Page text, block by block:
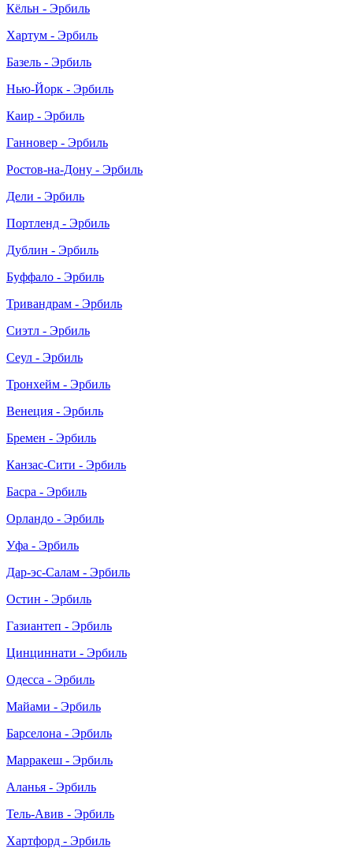
Кёльн - Эрбиль
Хартум - Эрбиль
Базель - Эрбиль
Нью-Йорк - Эрбиль
Каир - Эрбиль
Ганновер - Эрбиль
Ростов-на-Дону - Эрбиль
Дели - Эрбиль
Портленд - Эрбиль
Дублин - Эрбиль
Буффало - Эрбиль
Тривандрам - Эрбиль
Сиэтл - Эрбиль
Сеул - Эрбиль
Тронхейм - Эрбиль
Венеция - Эрбиль
Бремен - Эрбиль
Канзас-Сити - Эрбиль
Басра - Эрбиль
Орландо - Эрбиль
Уфа - Эрбиль
Дар-эс-Салам - Эрбиль
Остин - Эрбиль
Газиантеп - Эрбиль
Цинциннати - Эрбиль
Одесса - Эрбиль
Майами - Эрбиль
Барселона - Эрбиль
Марракеш - Эрбиль
Аланья - Эрбиль
Тель-Авив - Эрбиль
Хартфорд - Эрбиль